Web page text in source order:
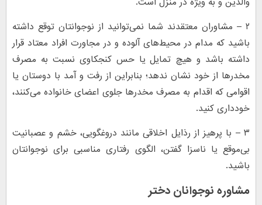
۲ – مشاوران معتقدند شما نمی‌توانید از نوجوانتان توقع داشته
باشید که مدام در محیط‌های آلوده و در مجاورت افراد معتاد قرار
داشته باشد و هیچ تمایل یا حس کنجکاوی نسبت به مصرف
مخدرها از خود نشان ندهد؛ بنابراین از رفت و آمد با دوستان یا
اقوامی که اقدام به مصرف مخدرها جلوی اعضای خانواده می‌کنند،
خودداری کنید.
۳ – با پرهیز از رذایل اخلاقی مانند دروغگویی، خشم و عصبانیت
بی‌موقع یا ناسزا گفتن، الگوی رفتاری مناسبی برای نوجوانتان
باشید.
مشاوره نوجوانان دختر